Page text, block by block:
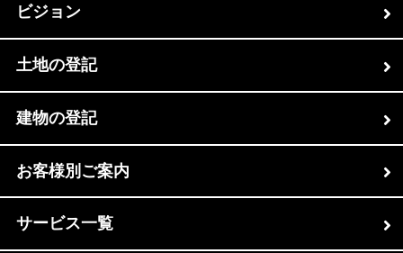
ビジョン
土地の登記
建物の登記
お客様別ご案内
サービス一覧